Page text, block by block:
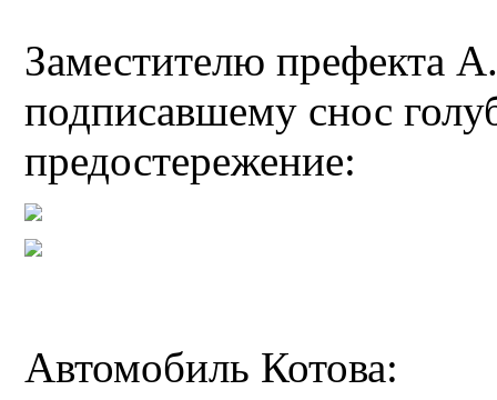
Заместителю префекта
подписавшему снос
предостережение:
Автомобиль Котова: